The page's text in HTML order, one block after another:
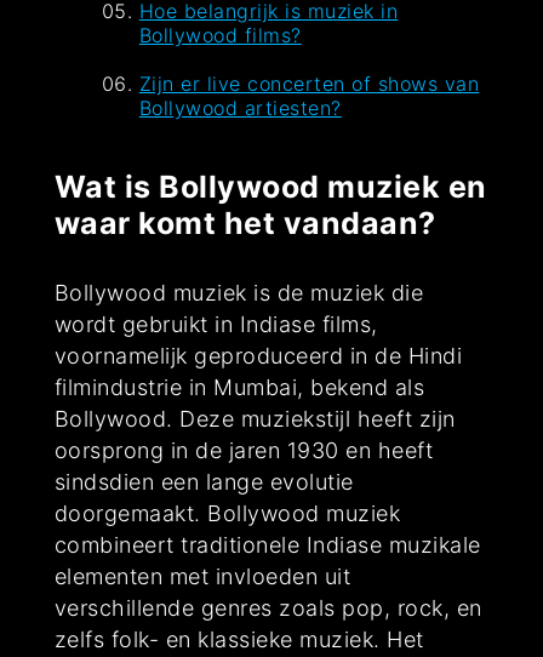
Hoe belangrijk is muziek in
Bollywood films?
Zijn er live concerten of shows van
Bollywood artiesten?
Wat is Bollywood muziek en
waar komt het vandaan?
Bollywood muziek is de muziek die
wordt gebruikt in Indiase films,
voornamelijk geproduceerd in de Hindi
filmindustrie in Mumbai, bekend als
Bollywood. Deze muziekstijl heeft zijn
oorsprong in de jaren 1930 en heeft
sindsdien een lange evolutie
doorgemaakt. Bollywood muziek
combineert traditionele Indiase muzikale
elementen met invloeden uit
verschillende genres zoals pop, rock, en
zelfs folk- en klassieke muziek. Het